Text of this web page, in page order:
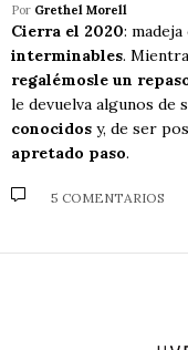
Por Grethel Morell
Cierra el 2020:
interminables.
regalémosle un
le devuelva algunos de
conocidos y, de ser
apretado paso.
5 COMENTARIOS